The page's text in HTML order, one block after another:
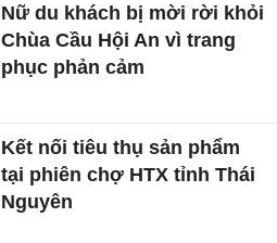
Nữ du khách bị mời rời khỏi
Chùa Cầu Hội An vì trang
phục phản cảm
Kết nối tiêu thụ sản phẩm
tại phiên chợ HTX tỉnh Thái
Nguyên